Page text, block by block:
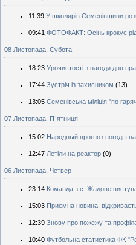
11:39 У школярів Семенівщини
09:41 ФОТОФАКТ: Осінь крокує
08 Листопада, Субота
18:23 Урочистості з нагоди дня
17:44 Зустріч із захисником (13)
13:05 Семенівська міліція "по
07 Листопада, П`ятниця
15:02 Народный прогноз погоды
12:47 Летіли на реактор (0)
06 Листопада, Четвер
23:14 Команда з с. Жадове
15:03 Приємна новина:
12:39 Знову про пожежу та
10:40 Футбольна статистика ФК